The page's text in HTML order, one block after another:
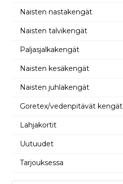
Naisten nastakengät
Naisten talvikengät
Paljasjalkakengät
Naisten kesäkengät
Naisten juhlakengät
Goretex/vedenpitävät kengät
Lahjakortit
Uutuudet
Tarjouksessa